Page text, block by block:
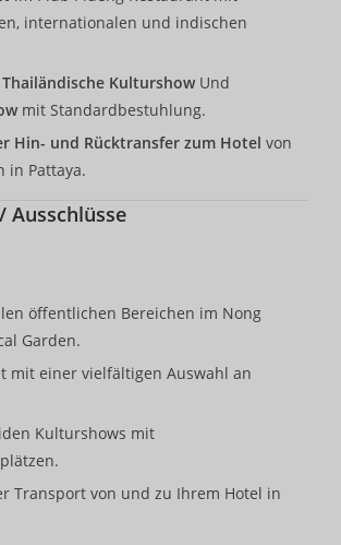
internationalen und indischen
Thailändische Kulturshow Und
mit Standardbestuhlung.
Hin- und Rücktransfer zum Hotel von
in Pattaya.
Ausschlüsse
öffentlichen Bereichen im Nong
Garden.
mit einer vielfältigen Auswahl an
Kulturshows mit
Transport von und zu Ihrem Hotel in